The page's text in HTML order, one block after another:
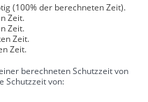
(100% der berechneten Zeit).
Zeit.
Zeit.
Zeit.
Zeit.
berechneten Schutzzeit von
Schutzzeit von: